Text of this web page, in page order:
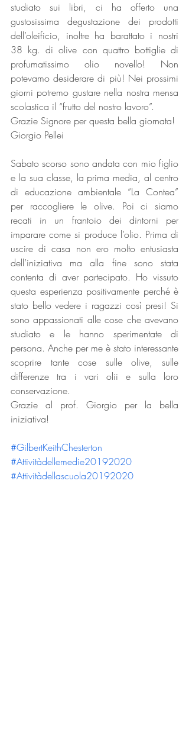
studiato sui libri, ci ha offerto una
gustosissima degustazione dei prodotti
dell’oleificio, inoltre ha barattato i nostri
38 kg. di olive con quattro bottiglie di
profumatissimo olio novello! Non
potevamo desiderare di più! Nei prossimi
giorni potremo gustare nella nostra mensa
scolastica il “frutto del nostro lavoro”.
Grazie Signore per questa bella giornata!
Giorgio Pellei
Sabato scorso sono andata con mio figlio
e la sua classe, la prima media, al centro
di educazione ambientale “La Contea”
per raccogliere le olive. Poi ci siamo
recati in un frantoio dei dintorni per
imparare come si produce l’olio. Prima di
uscire di casa non ero molto entusiasta
dell’iniziativa ma alla fine sono stata
contenta di aver partecipato. Ho vissuto
questa esperienza positivamente perché è
stato bello vedere i ragazzi così presi! Si
sono appassionati alle cose che avevano
studiato e le hanno sperimentate di
persona. Anche per me è stato interessante
scoprire tante cose sulle olive, sulle
differenze tra i vari olii e sulla loro
conservazione.
Grazie al prof. Giorgio per la bella
iniziativa!
#GilbertKeithChesterton
#Attivitàdellemedie20192020
#Attivitàdellascuola20192020